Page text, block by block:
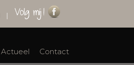
|
Actueel Contact